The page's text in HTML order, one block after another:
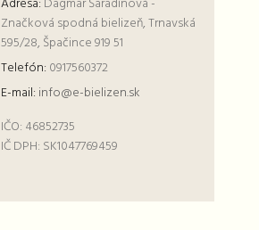
Značková spodná bielizeň, Trnavská
595/28, Špačince 919 51
Telefón: 0917560372
E-mail: info@e-bielizen.sk
IČO: 46852735
IČ DPH: SK1047769459